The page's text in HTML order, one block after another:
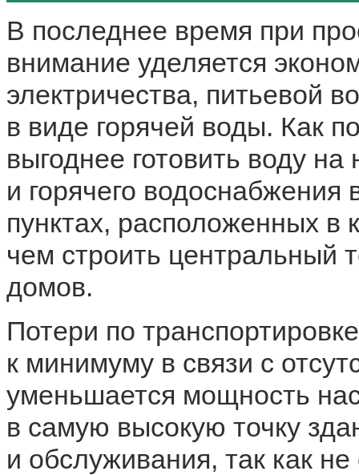
В последнее время при
внимание уделяется
электричества, питьевой
в виде горячей воды. Как
выгоднее готовить воду
и горячего
пунктах, расположенных
чем строить центральный
домов.
Потери по
к минимуму в связи с
уменьшается мощность
в самую высокую точку
и обслуживания, так как